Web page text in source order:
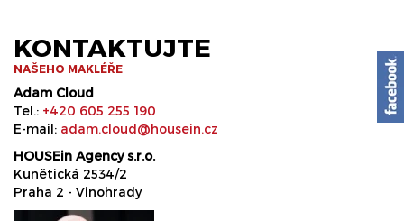
KONTAKTUJTE
NAŠEHO MAKLÉŘE
Adam Cloud
Tel.: +420 605 255 190
E-mail: adam.cloud@housein.cz
HOUSEin Agency s.r.o.
Kunětická 2534/2
Praha 2 - Vinohrady